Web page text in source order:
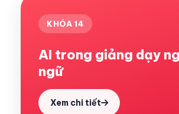
KHÓA 14
AI trong giảng dạy
ngữ
Xem chi tiết